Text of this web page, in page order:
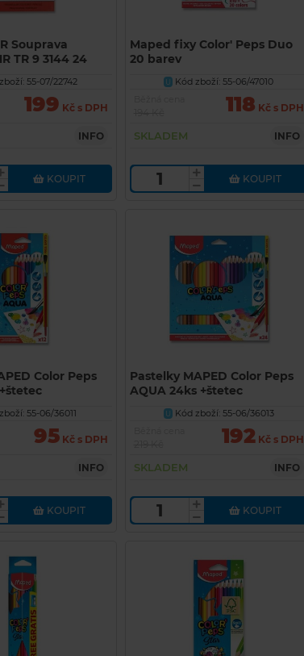
Souprava
TR 9 3144 24
55-07/22742
199 Kč s DPH
INFO
KOUPIT
Maped fixy Color' Peps Duo
20 barev
U
Kód zboží: 55-06/47010
118 Kč s DPH
SKLADEM INFO
KOUPIT
Color Peps
55-06/36011
95Kč s DPH
INFO
KOUPIT
Pastelky MAPED Color Peps
AQUA 24ks +štetec
U Kód zboží: 55-06/36013
192 Kč s DPH
SKLADEM INFO
KOUPIT